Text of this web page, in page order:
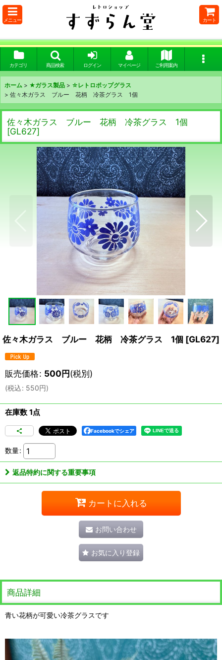
メニュー カート
カテゴリ 商品検索 ログイン マイページ ご利用案内
ホーム > ★ガラス製品 > ☆レトロポップグラス
> 佐々木ガラス ブルー 花柄 冷茶グラス 1個
佐々木ガラス ブルー 花柄 冷茶グラス 1個
[GL627]
佐々木ガラス ブルー 花柄 冷茶グラス 1個 [GL627]
販売価格: 500円(税別)
(税込: 550円)
在庫数 1点
Facebookでシェア
数量:
返品特約に関する重要事項
カートに入れる
お問い合わせ
お気に入り登録
商品詳細
青い花柄が可愛い冷茶グラスです